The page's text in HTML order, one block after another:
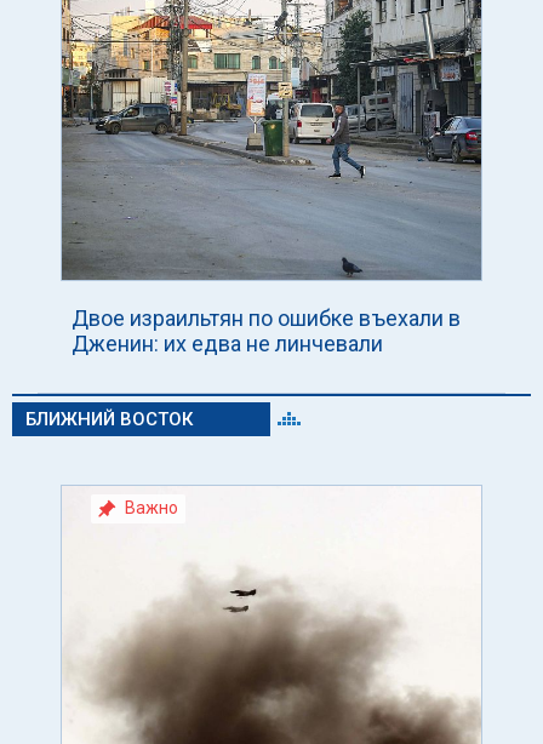
Двое израильтян по ошибке въехали в
Дженин: их едва не линчевали
БЛИЖНИЙ ВОСТОК
Важно